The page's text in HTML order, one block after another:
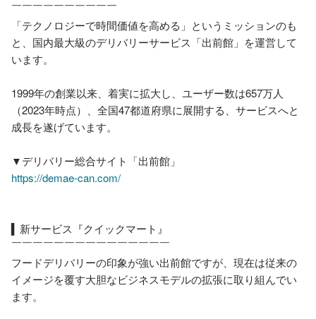
￣￣￣￣￣￣￣￣￣￣
「テクノロジーで時間価値を高める」というミッションのも
と、国内最大級のデリバリーサービス「出前館」を運営して
います。
1999年の創業以来、着実に拡大し、ユーザー数は657万人
（2023年時点）、全国47都道府県に展開する、サービスへと
成長を遂げています。
https://demae-can.com/
▍新サービス『クイックマート』
￣￣￣￣￣￣￣￣￣￣￣￣￣￣￣
フードデリバリーの印象が強い出前館ですが、現在は従来の
イメージを覆す大胆なビジネスモデルの拡張に取り組んでい
ます。